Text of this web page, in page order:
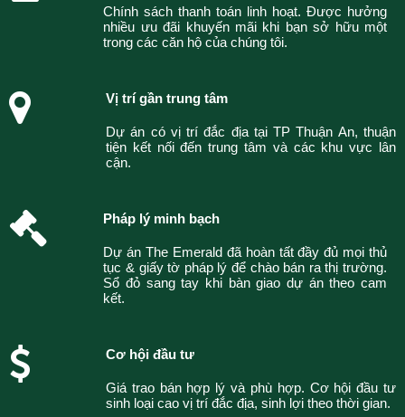
Chính sách thanh toán linh hoạt. Được hưởng
nhiều ưu đãi khuyến mãi khi bạn sở hữu một
trong các căn hộ của chúng tôi.
Vị trí gần trung tâm
Dự án có vị trí đắc địa tại TP Thuận An, thuận
tiện kết nối đến trung tâm và các khu vực lân
cận.
Pháp lý minh bạch
Dự án The Emerald đã hoàn tất đầy đủ mọi thủ
tục & giấy tờ pháp lý để chào bán ra thị trường.
Sổ đỏ sang tay khi bàn giao dự án theo cam
kết.
Cơ hội đầu tư
Giá trao bán hợp lý và phù hợp. Cơ hội đầu tư
sinh loại cao vị trí đắc địa, sinh lợi theo thời gian.